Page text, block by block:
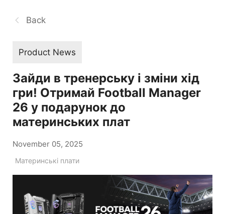
Back
Product News
Зайди в тренерську і зміни хід
гри! Отримай Football Manager
26 у подарунок до
материнських плат
November 05, 2025
Материнські плати